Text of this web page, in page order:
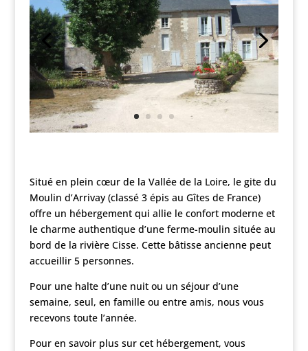
Situé en plein cœur de la Vallée de la Loire, le gite du
Moulin d’Arrivay (classé 3 épis au Gîtes de France)
offre un hébergement qui allie le confort moderne et
le charme authentique d’une ferme-moulin située au
bord de la rivière Cisse. Cette bâtisse ancienne peut
accueillir 5 personnes.
Pour une halte d’une nuit ou un séjour d’une
semaine, seul, en famille ou entre amis, nous vous
recevons toute l’année.
Pour en savoir plus sur cet hébergement, vous